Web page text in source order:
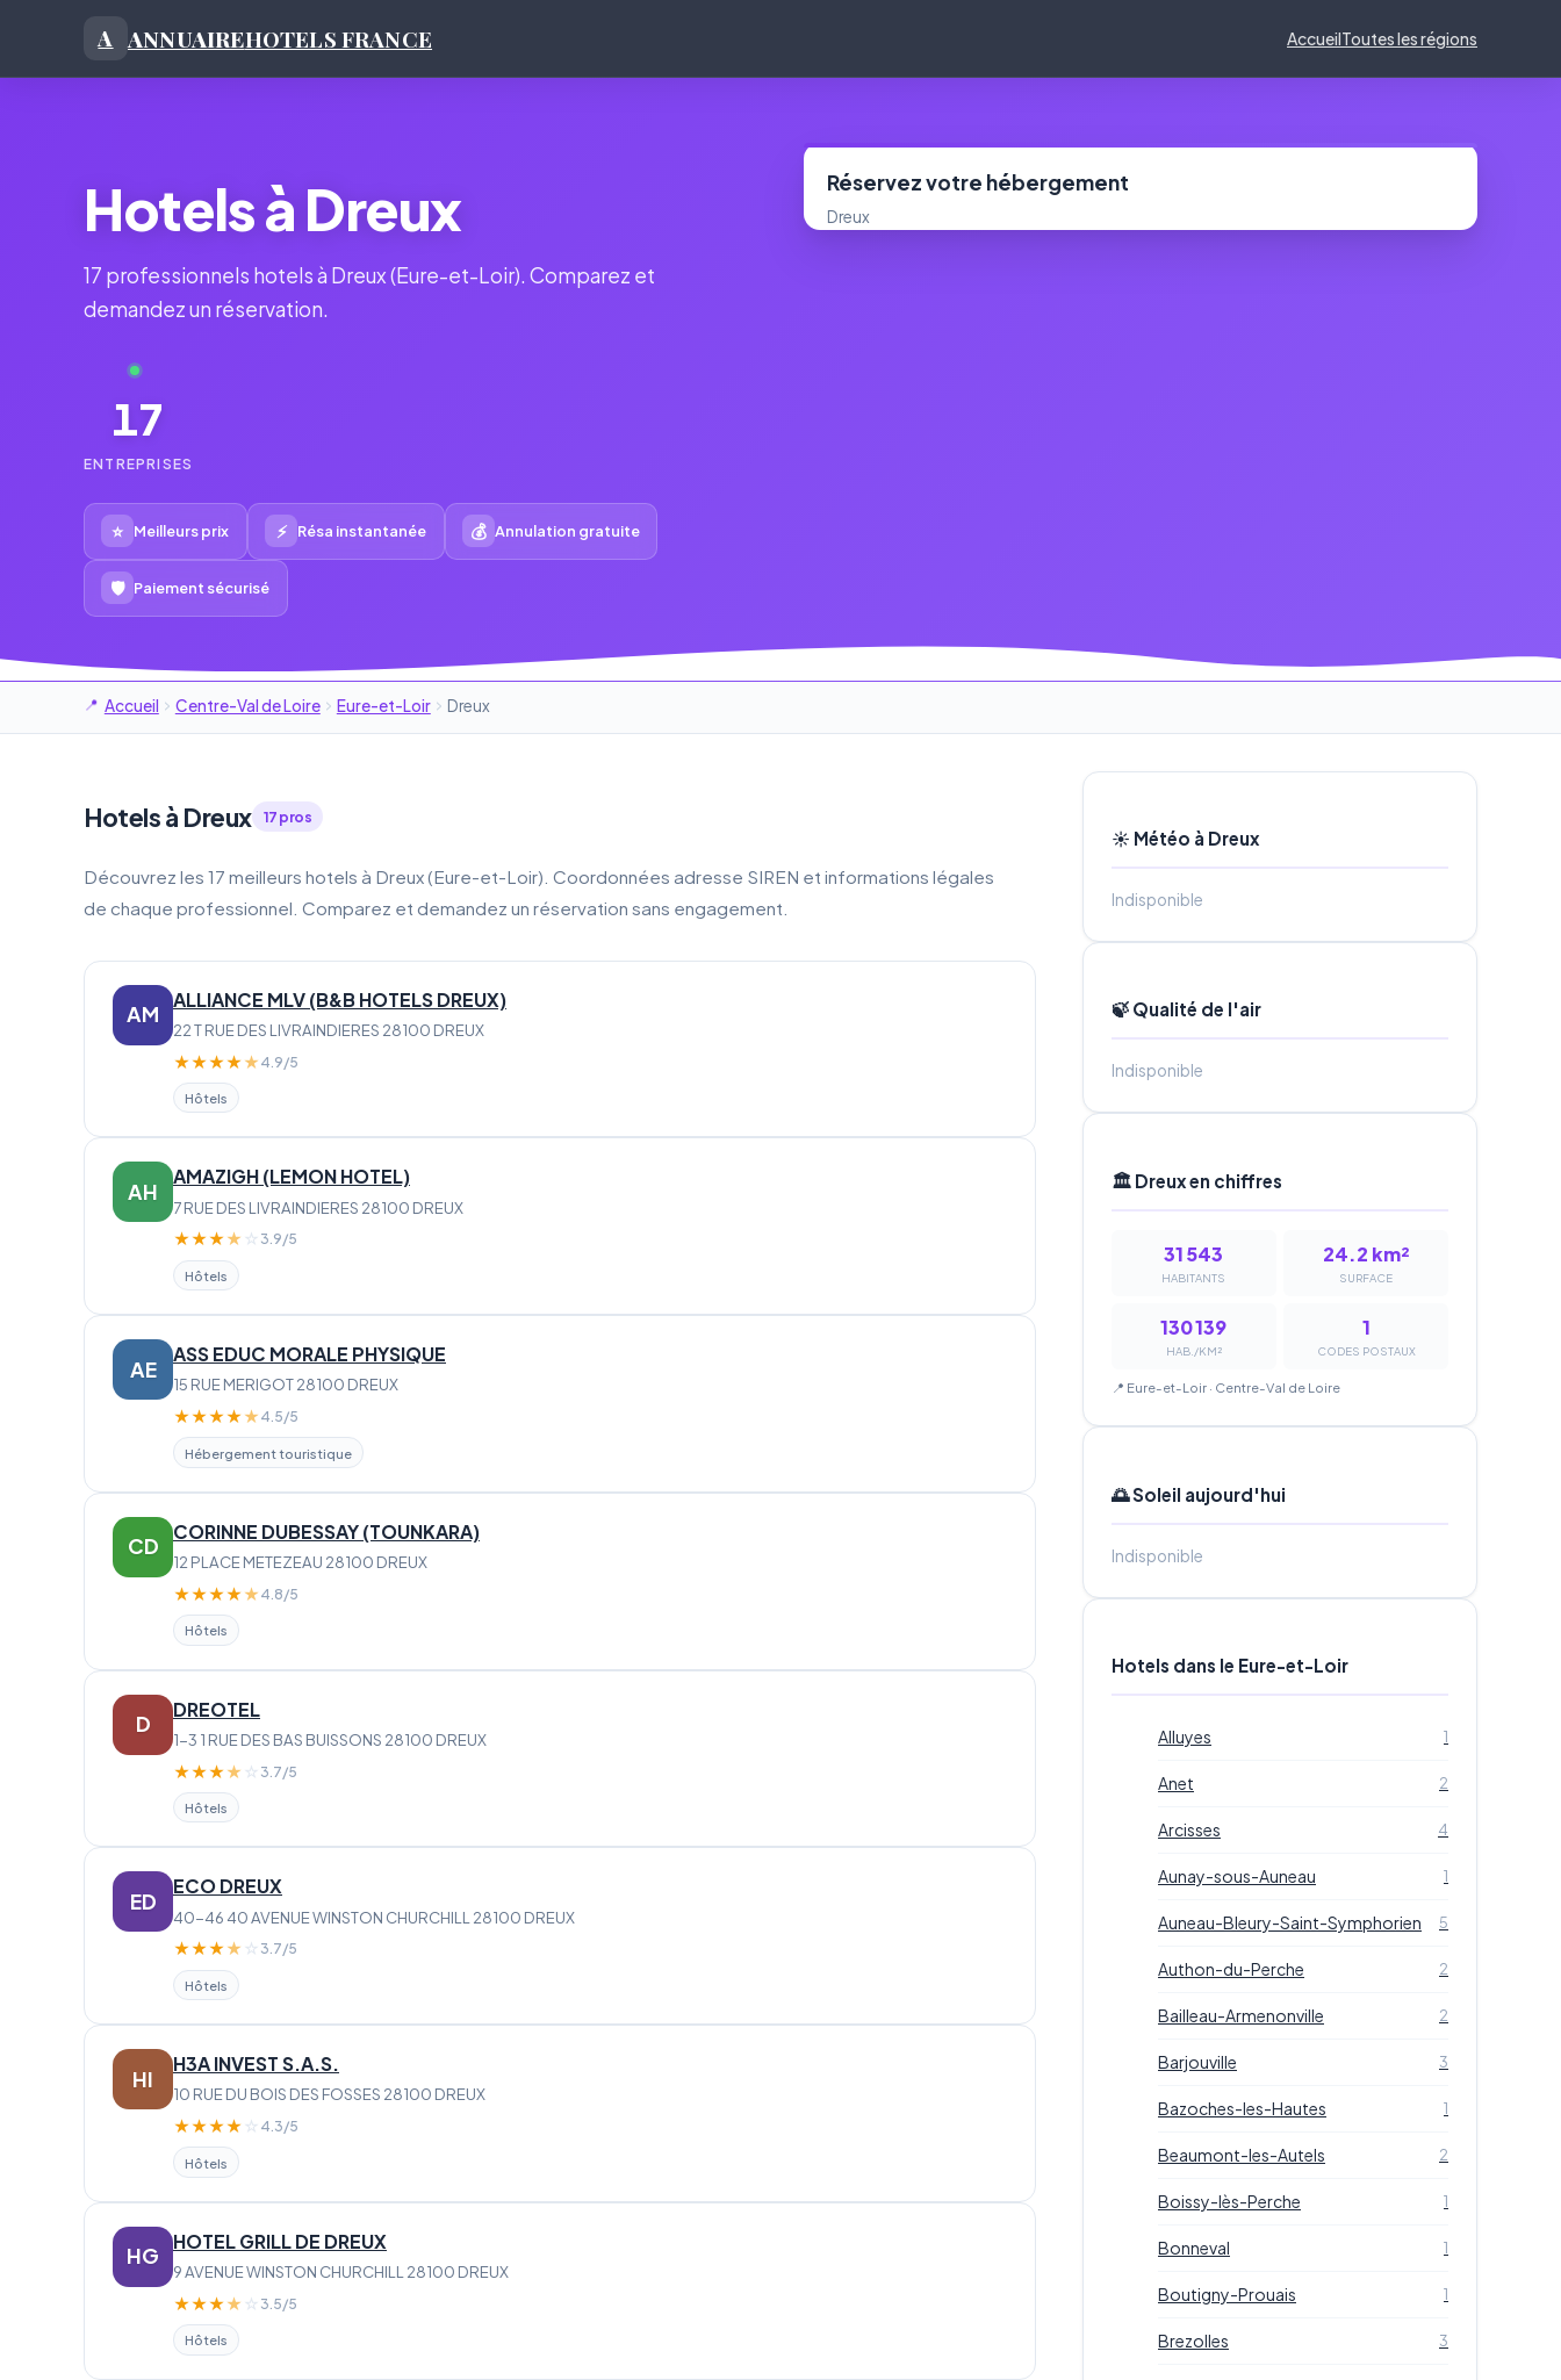
A ANNUAIREHOTELS FRANCE AccueilToutes les régions
Hotels à Dreux
17 professionnels hotels à Dreux (Eure-et-Loir). Comparez et
demandez un réservation.
17
ENTREPRISES
⭐ Meilleurs prix ⚡ Résa instantanée 💰 Annulation gratuite
🛡 Paiement sécurisé
Réservez votre hébergement
Dreux
Accueil Centre-Val de Loire Eure-et-Loir Dreux
Hotels à Dreux 17 pros
Découvrez les 17 meilleurs hotels à Dreux (Eure-et-Loir). Coordonnées adresse SIREN et informations légales
de chaque professionnel. Comparez et demandez un réservation sans engagement.
AM
ALLIANCE MLV (B&B HOTELS DREUX)
22 T RUE DES LIVRAINDIERES 28100 DREUX
★★★★★ 4.9/5
Hôtels
AH
AMAZIGH (LEMON HOTEL)
7 RUE DES LIVRAINDIERES 28100 DREUX
★★★★ ☆ 3.9/5
Hôtels
AE
ASS EDUC MORALE PHYSIQUE
15 RUE MERIGOT 28100 DREUX
★★★★★ 4.5/5
Hébergement touristique
CD
CORINNE DUBESSAY (TOUNKARA)
12 PLACE METEZEAU 28100 DREUX
★★★★★ 4.8/5
Hôtels
D
DREOTEL
1-3 1 RUE DES BAS BUISSONS 28100 DREUX
★★★★ ☆ 3.7/5
Hôtels
ED
ECO DREUX
40-46 40 AVENUE WINSTON CHURCHILL 28100 DREUX
★★★★ ☆ 3.7/5
Hôtels
HI
H3A INVEST S.A.S.
10 RUE DU BOIS DES FOSSES 28100 DREUX
★★★★ ☆ 4.3/5
Hôtels
HG
HOTEL GRILL DE DREUX
9 AVENUE WINSTON CHURCHILL 28100 DREUX
★★★★ ☆ 3.5/5
Hôtels
☀️ Météo à Dreux
Indisponible
🍃 Qualité de l'air
Indisponible
🏛️ Dreux en chiffres
31 543
HABITANTS
24.2 km²
SURFACE
130 139
HAB./KM²
1
CODES POSTAUX
📍 Eure-et-Loir · Centre-Val de Loire
🌅 Soleil aujourd'hui
Indisponible
Hotels dans le Eure-et-Loir
Alluyes 1
Anet 2
Arcisses 4
Aunay-sous-Auneau 1
Auneau-Bleury-Saint-Symphorien 5
Authon-du-Perche 2
Bailleau-Armenonville 2
Barjouville 3
Bazoches-les-Hautes 1
Beaumont-les-Autels 2
Boissy-lès-Perche 1
Bonneval 1
Boutigny-Prouais 1
Brezolles 3